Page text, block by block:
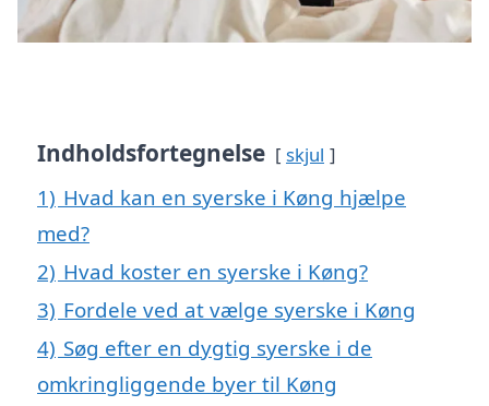
Indholdsfortegnelse skjul
1) Hvad kan en syerske i Køng hjælpe
med?
2) Hvad koster en syerske i Køng?
3) Fordele ved at vælge syerske i Køng
4) Søg efter en dygtig syerske i de
omkringliggende byer til Køng